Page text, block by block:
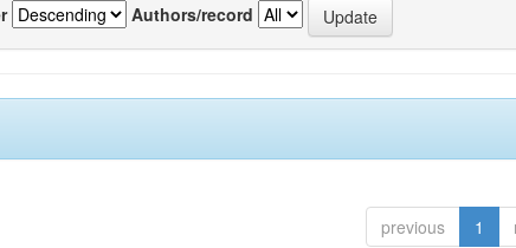
Authors/record
previous 1